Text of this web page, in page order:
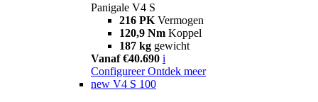
Panigale V4 S
216 PK Vermogen
120,9 Nm Koppel
187 kg gewicht
Vanaf €40.690 i
Configureer Ontdek meer
new V4 S 100